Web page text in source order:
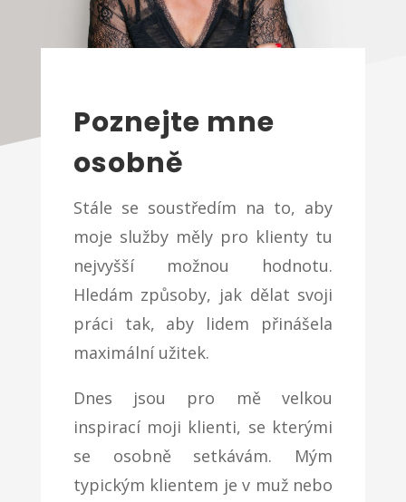
Poznejte mne
osobně
Stále se soustředím na to, aby
moje služby měly pro klienty tu
nejvyšší možnou hodnotu.
Hledám způsoby, jak dělat svoji
práci tak, aby lidem přinášela
maximální užitek.
Dnes jsou pro mě velkou
inspirací moji klienti, se kterými
se osobně setkávám. Mým
typickým klientem je v muž nebo